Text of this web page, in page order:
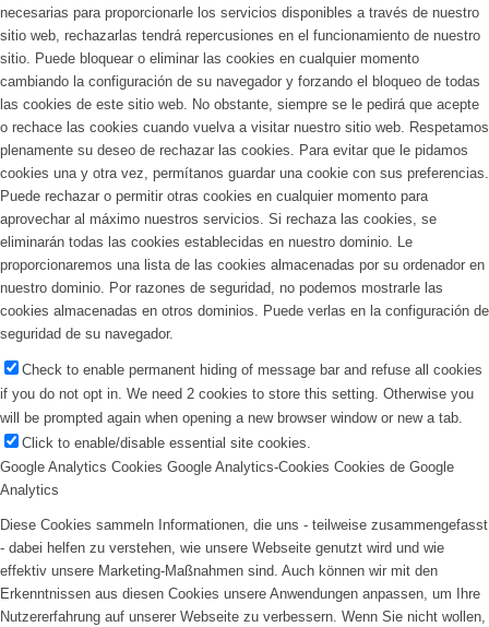
necesarias para proporcionarle los servicios disponibles a través de nuestro
sitio web, rechazarlas tendrá repercusiones en el funcionamiento de nuestro
sitio. Puede bloquear o eliminar las cookies en cualquier momento
cambiando la configuración de su navegador y forzando el bloqueo de todas
las cookies de este sitio web. No obstante, siempre se le pedirá que acepte
o rechace las cookies cuando vuelva a visitar nuestro sitio web. Respetamos
plenamente su deseo de rechazar las cookies. Para evitar que le pidamos
cookies una y otra vez, permítanos guardar una cookie con sus preferencias.
Puede rechazar o permitir otras cookies en cualquier momento para
aprovechar al máximo nuestros servicios. Si rechaza las cookies, se
eliminarán todas las cookies establecidas en nuestro dominio. Le
proporcionaremos una lista de las cookies almacenadas por su ordenador en
nuestro dominio. Por razones de seguridad, no podemos mostrarle las
cookies almacenadas en otros dominios. Puede verlas en la configuración de
seguridad de su navegador.
Check to enable permanent hiding of message bar and refuse all cookies
if you do not opt in. We need 2 cookies to store this setting. Otherwise you
will be prompted again when opening a new browser window or new a tab.
Click to enable/disable essential site cookies.
Google Analytics Cookies Google Analytics-Cookies Cookies de Google
Analytics
Diese Cookies sammeln Informationen, die uns - teilweise zusammengefasst
- dabei helfen zu verstehen, wie unsere Webseite genutzt wird und wie
effektiv unsere Marketing-Maßnahmen sind. Auch können wir mit den
Erkenntnissen aus diesen Cookies unsere Anwendungen anpassen, um Ihre
Nutzererfahrung auf unserer Webseite zu verbessern. Wenn Sie nicht wollen,